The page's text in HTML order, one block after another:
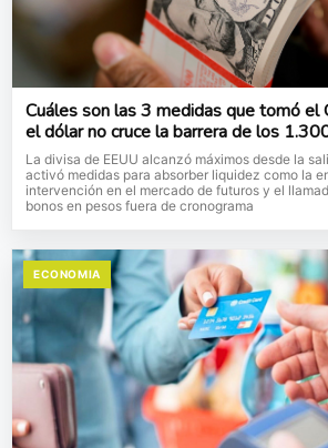
Cuáles son las 3 medidas que tomó el
el dólar no cruce la barrera de los
La divisa de EEUU alcanzó máximos desde la
activó medidas para absorber liquidez como la
intervención en el mercado de futuros y el
bonos en pesos fuera de cronograma
ECONOMIA